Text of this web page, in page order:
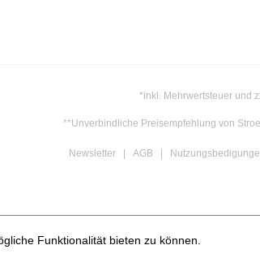
*inkl. Mehrwertsteuer und
**Unverbindliche Preisempfehlung von
Newsletter AGB
Funktionalität bieten zu können.